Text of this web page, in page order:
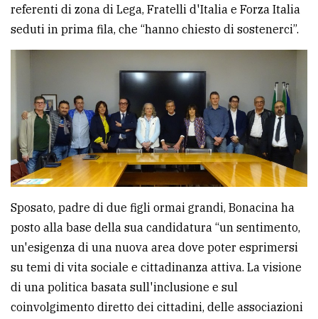
referenti di zona di Lega, Fratelli d'Italia e Forza Italia
seduti in prima fila, che “hanno chiesto di sostenerci”.
Sposato, padre di due figli ormai grandi, Bonacina ha
posto alla base della sua candidatura “un sentimento,
un'esigenza di una nuova area dove poter esprimersi
su temi di vita sociale e cittadinanza attiva. La visione
di una politica basata sull'inclusione e sul
coinvolgimento diretto dei cittadini, delle associazioni